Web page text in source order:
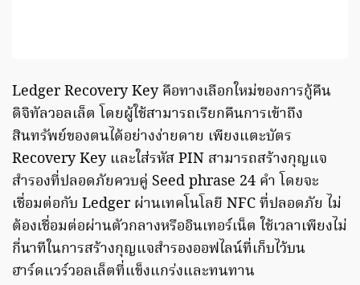
Ledger Recovery Key คือทางเลือกใหม่ของการกู้คืน
ดิจิทัลวอลเล็ต โดยผู้ใช้สามารถเรียกคืนการเข้าถึง
สินทรัพย์ของตนได้อย่างง่ายดาย เพียงแตะบัตร
Recovery Key และใส่รหัส PIN สามารถสร้างกุญแจ
สำรองที่ปลอดภัยควบคู่ Seed phrase 24 คำ โดยจะ
เชื่อมต่อกับ Ledger ผ่านเทคโนโลยี NFC ที่ปลอดภัย ไม่
ต้องเชื่อมต่อผ่านตัวกลางหรืออินเทอร์เน็ต ใช้เวลาเพียงไม่
กี่นาทีในการสร้างกุญแจสำรองออฟไลน์ที่เก็บไว้บน
ฮาร์ดแวร์วอลเล็ตที่แข็งแกร่งและทนทาน